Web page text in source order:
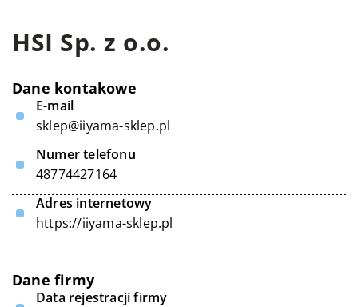
HSI Sp. z o.o.
Dane kontakowe
E-mail
sklep@iiyama-sklep.pl
Numer telefonu
48774427164
Adres internetowy
https://iiyama-sklep.pl
Dane firmy
Data rejestracji firmy